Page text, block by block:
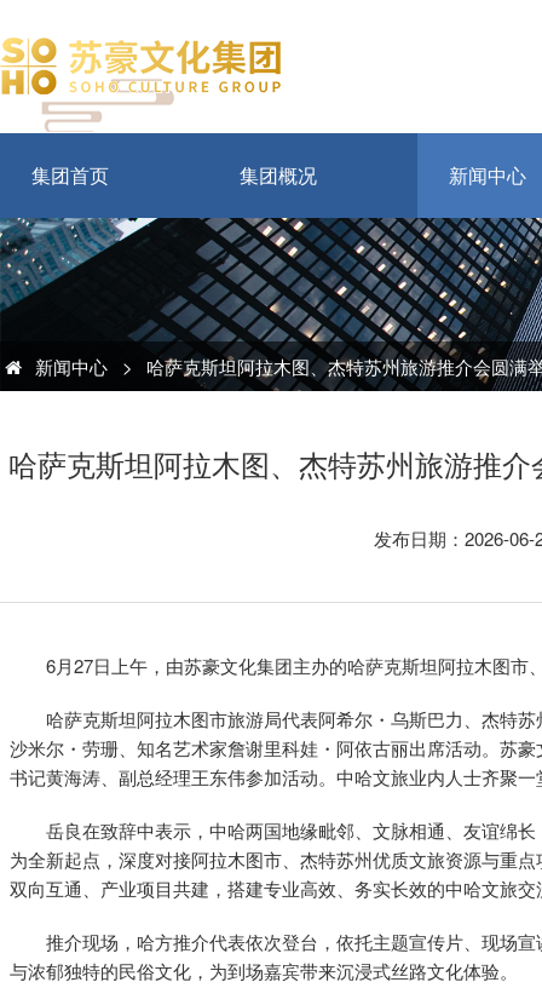
集团首页 集团概况 新闻中心
新闻中心 > 哈萨克斯坦阿拉木图、杰特苏州旅游推介会圆满
哈萨克斯坦阿拉木图、杰特苏州旅游推
发布日期：2026-
6月27日上午，由苏豪文化集团主办的哈萨克斯坦阿拉木图
哈萨克斯坦阿拉木图市旅游局代表阿希尔・乌斯巴力、杰特
沙米尔・劳珊、知名艺术家詹谢里科娃・阿依古丽出席活动。苏
书记黄海涛、副总经理王东伟参加活动。中哈文旅业内人士齐聚
岳良在致辞中表示，中哈两国地缘毗邻、文脉相通、友谊绵
为全新起点，深度对接阿拉木图市、杰特苏州优质文旅资源与重
双向互通、产业项目共建，搭建专业高效、务实长效的中哈文旅
推介现场，哈方推介代表依次登台，依托主题宣传片、现场
与浓郁独特的民俗文化，为到场嘉宾带来沉浸式丝路文化体验。